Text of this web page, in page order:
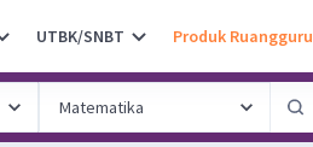
UTBK/SNBT Produk Ruangguru